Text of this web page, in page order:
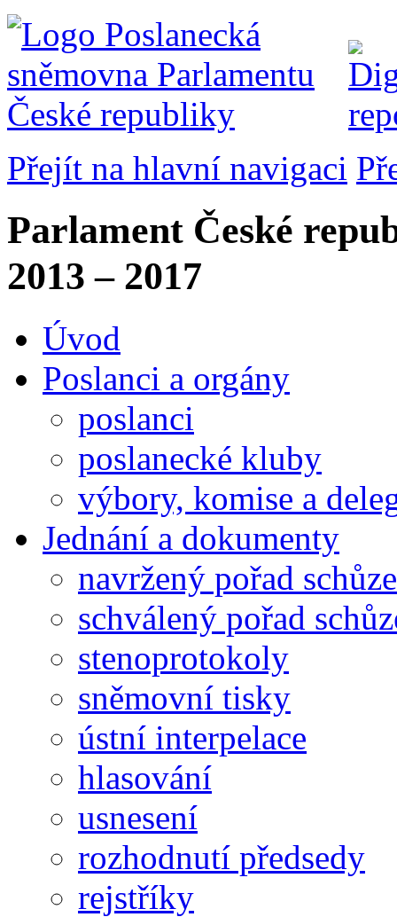
Přejít na hlavní navigaci
Parlament České
2013 – 2017
Úvod
Poslanci a orgány
poslanci
poslanecké kluby
výbory, komise a
Jednání a dokumenty
navržený pořad schůze
schválený pořad
stenoprotokoly
sněmovní tisky
ústní interpelace
hlasování
usnesení
rozhodnutí předsedy
rejstříky